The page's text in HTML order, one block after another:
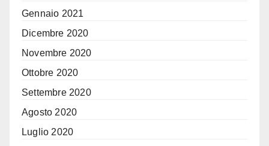
Gennaio 2021
Dicembre 2020
Novembre 2020
Ottobre 2020
Settembre 2020
Agosto 2020
Luglio 2020